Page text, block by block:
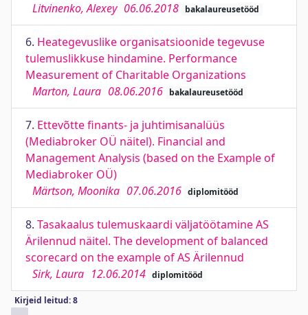
Litvinenko, Alexey 06.06.2018 bakalaureusetööd
6. Heategevuslike organisatsioonide tegevuse
tulemuslikkuse hindamine. Performance
Measurement of Charitable Organizations
Marton, Laura 08.06.2016 bakalaureusetööd
7. Ettevõtte finants- ja juhtimisanalüüs
(Mediabroker OÜ näitel). Financial and
Management Analysis (based on the Example of
Mediabroker OÜ)
Märtson, Moonika 07.06.2016 diplomitööd
8. Tasakaalus tulemuskaardi väljatöötamine AS
Ärilennud näitel. The development of balanced
scorecard on the example of AS Ärilennud
Sirk, Laura 12.06.2014 diplomitööd
Kirjeid leitud: 8